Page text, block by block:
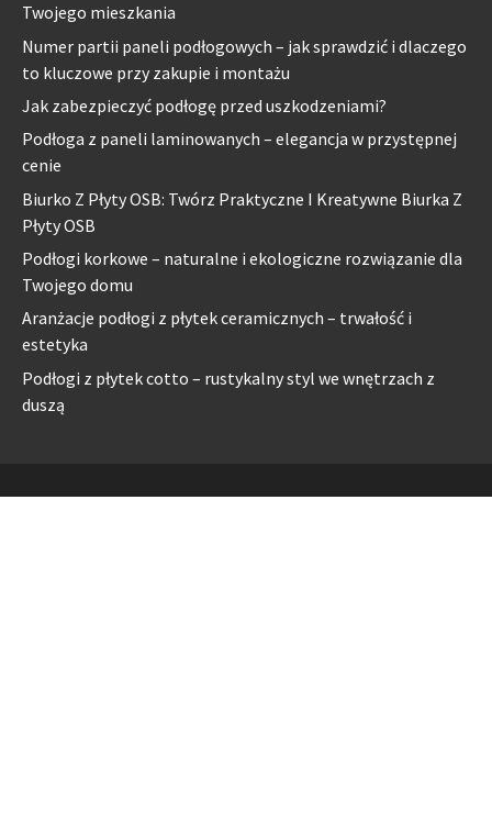
Twojego mieszkania
Numer partii paneli podłogowych – jak sprawdzić i dlaczego
to kluczowe przy zakupie i montażu
Jak zabezpieczyć podłogę przed uszkodzeniami?
Podłoga z paneli laminowanych – elegancja w przystępnej
cenie
Biurko Z Płyty OSB: Twórz Praktyczne I Kreatywne Biurka Z
Płyty OSB
Podłogi korkowe – naturalne i ekologiczne rozwiązanie dla
Twojego domu
Aranżacje podłogi z płytek ceramicznych – trwałość i
estetyka
Podłogi z płytek cotto – rustykalny styl we wnętrzach z
duszą